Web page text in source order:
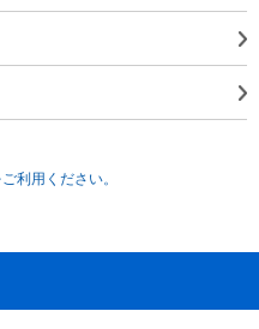
利用ください。